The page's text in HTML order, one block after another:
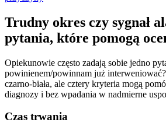
Trudny okres czy sygnał
pytania, które pomogą
Opiekunowie często zadają sobie jedno
powinienem/powinnam już
czarno-biała, ale cztery kryteria mogą
diagnozy i bez wpadania w nadmierne
Czas trwania